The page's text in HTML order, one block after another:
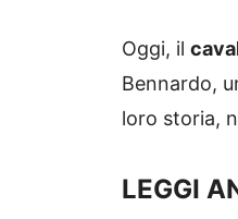
Oggi, il
Bennardo,
loro storia,
LEGGI